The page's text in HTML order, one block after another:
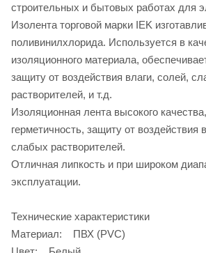
строительных и бытовых работах для
Изолента торговой марки IEK
поливинилхлорида. Используется в
изоляционного материала,
защиту от воздействия влаги, солей,
растворителей, и т.д.
Изоляционная лента высокого
герметичность, защиту от воздействия
слабых растворителей.
Отличная липкость и при широком
эксплуатации.
Технические характеристики
Материал: ПВХ (PVC)